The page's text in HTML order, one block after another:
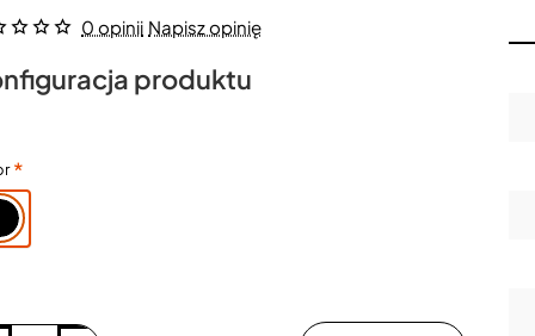
0 opinii Napisz opinię
produktu